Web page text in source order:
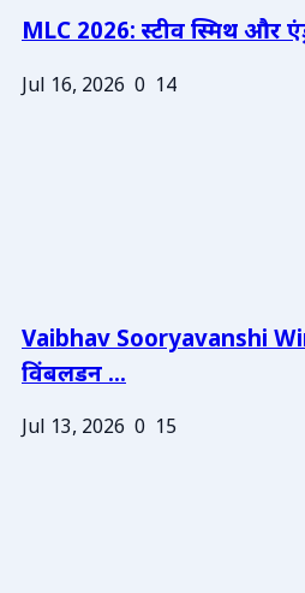
MLC 2026: स्टीव स्मिथ और
Jul 16, 2026 0 14
Vaibhav Sooryavanshi
विंबलडन ...
Jul 13, 2026 0 15